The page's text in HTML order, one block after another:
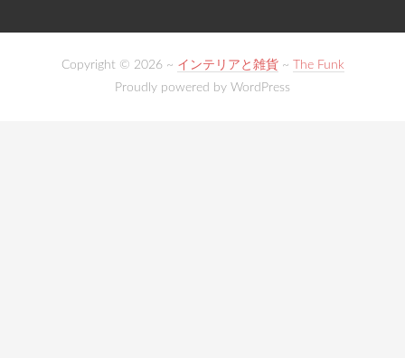
Copyright © 2026 ~ インテリアと雑貨~
The Funk
Proudly powered by WordPress